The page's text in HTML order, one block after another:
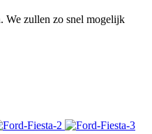
We zullen zo snel mogelijk